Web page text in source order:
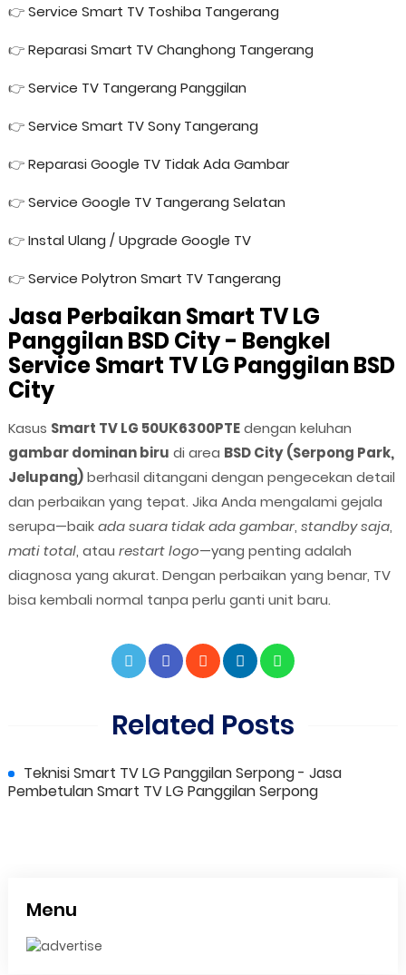
👉Service Smart TV Toshiba Tangerang
👉Reparasi Smart TV Changhong Tangerang
👉Service TV Tangerang Panggilan
👉Service Smart TV Sony Tangerang
👉Reparasi Google TV Tidak Ada Gambar
👉Service Google TV Tangerang Selatan
👉Instal Ulang / Upgrade Google TV
👉Service Polytron Smart TV Tangerang
Jasa Perbaikan Smart TV LG
Panggilan BSD City - Bengkel
Service Smart TV LG Panggilan BSD
City
Kasus Smart TV LG 50UK6300PTEdengan keluhan
gambar dominan biru di area BSD City (Serpong Park,
Jelupang)berhasil ditangani dengan pengecekan detail
dan perbaikan yang tepat. Jika Anda mengalami gejala
serupa—baikada suara tidak ada gambar, standby saja,
mati total, atau restart logo—yang penting adalah
diagnosa yang akurat. Dengan perbaikan yang benar, TV
bisa kembali normal tanpa perlu ganti unit baru.
Related Posts
Teknisi Smart TV LG Panggilan Serpong - Jasa
Pembetulan Smart TV LG Panggilan Serpong
Menu